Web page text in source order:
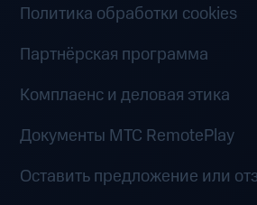
Политика обработки cookies
Партнёрская программа
Комплаенс и деловая этика
Документы MTC RemotePlay
Оставить предложение или